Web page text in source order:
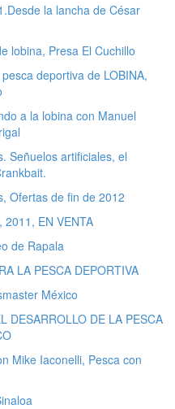
la lancha de César
lobina, Presa El Cuchillo
deportiva de LOBINA,
a la lobina con Manuel
Señuelos artificiales, el
Ofertas de fin de 2012
EN VENTA
de Rapala
LA PESCA DEPORTIVA
México
DESARROLLO DE LA PESCA
Mike Iaconelli, Pesca con